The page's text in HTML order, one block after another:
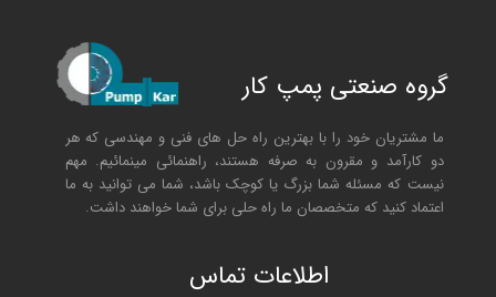
گروه صنعتی پمپ کار
ما مشتریان خود را با بهترین راه حل های فنی و مهندسی که هر
دو کارآمد و مقرون به صرفه هستند، راهنمائی مینمائیم. مهم
نیست که مسئله شما بزرگ یا کوچک باشد، شما می توانید به ما
اعتماد کنید که متخصصان ما راه حلی برای شما خواهند داشت.
اطلاعات تماس